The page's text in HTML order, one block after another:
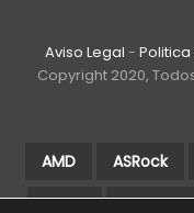
Aviso Legal -
Copyright 2020,
AMD ASRock
DDR4
Gigabyte